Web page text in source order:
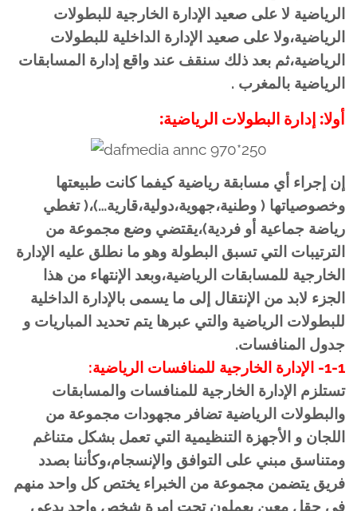
الرياضية لا على صعيد الإدارة الخارجية للبطولات
الرياضية،ولا على صعيد الإدارة الداخلية للبطولات
الرياضية،ثم بعد ذلك سنقف عند واقع إدارة المسابقات
الرياضية بالمغرب .
أولا: إدارة البطولات الرياضية:
إن إجراء أي مسابقة رياضية كيفما كانت طبيعتها
وخصوصياتها ( وطنية،جهوية،دولية،قارية…)،( تغطي
رياضة جماعية أو فردية)،يقتضي وضع مجموعة من
الترتيبات التي تسبق البطولة وهو ما نطلق عليه الإدارة
الخارجية للمسابقات الرياضية،وبعد الإنتهاء من هذا
الجزء لابد من الإنتقال إلى ما يسمى بالإدارة الداخلية
للبطولات الرياضية والتي عبرها يتم تحديد المباريات و
جدول المنافسات.
1-1- الإدارة الخارجية للمنافسات الرياضية:
تستلزم الإدارة الخارجية للمنافسات والمسابقات
والبطولات الرياضية تضافر مجهودات مجموعة من
اللجان و الأجهزة التنظيمية التي تعمل بشكل متناغم
ومتناسق مبني على التوافق والإنسجام،وكأننا بصدد
فريق يتضمن مجموعة من الخبراء يختص كل واحد منهم
في حقل معين يعملون تحت إمرة شخص واحد يدعى